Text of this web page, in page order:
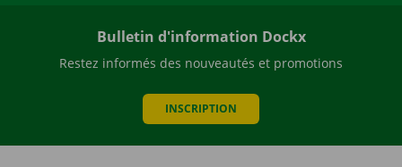
Bulletin d'information Dockx
Restez informés des nouveautés et promotions
INSCRIPTION